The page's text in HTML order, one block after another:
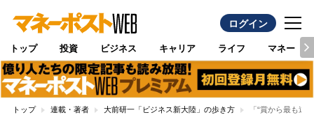
ログイン
トップ 投資 ビジネス キャリア ライフ マネー
トップ 連載・著者 大前研一「ビジネス新大陸」の歩き方 「“賞から最も遠